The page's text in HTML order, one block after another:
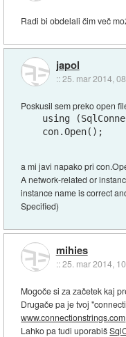
Radi bi obdelali čim več
japol
::25. mar 2014,
Poskusil sem preko open
using
con.Open();
a mi javi napako pri
A network-related or
instance name is correct
Specified)
mihies
::25. mar 2014,
Mogoče si za začetek kaj
Drugače pa je tvoj
www.connectionstrings.com
Lahko pa tudi uporabiš